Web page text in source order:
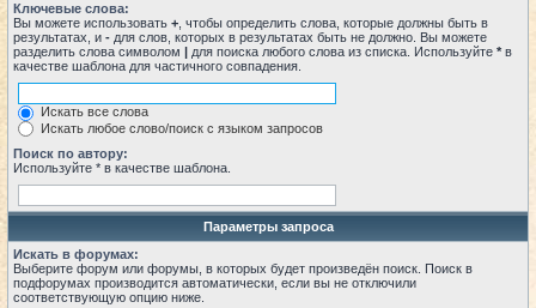
Ключевые слова:
Вы можете использовать + , чтобы определить слова, которые должны быть в
результатах, и - для слов, которых в результатах быть не должно. Вы можете
разделить слова символом | для поиска любого слова из списка. Используйте * в
качестве шаблона для частичного совпадения.
Искать все слова
Искать любое слово/поиск с языком запросов
Поиск по автору:
Используйте * в качестве шаблона.
Параметры запроса
Искать в форумах:
Выберите форум или форумы, в которых будет произведён поиск. Поиск в
подфорумах производится автоматически, если вы не отключили
соответствующую опцию ниже.